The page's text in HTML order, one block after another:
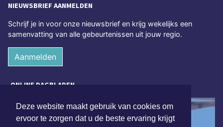
Deze website maakt gebruik van cookies om
ervoor te zorgen dat u de beste ervaring krijgt
NIEUWSBRIEF AANMELDEN
Schrijf je in voor onze nieuwsbrief en krijg wekelijks een
samenvatting van alle gebeurtenissen uit jouw regio.
Aanmelden
ONLINE DAGBLADEN